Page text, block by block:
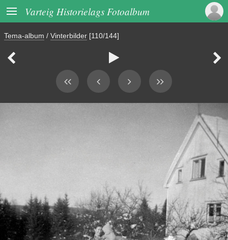
 Varteig Historielags Fotoalbum
Tema-album / Vinterbilder [110/144]
  